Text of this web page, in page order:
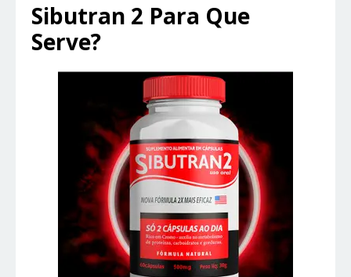
Sibutran 2 Para Que
Serve?